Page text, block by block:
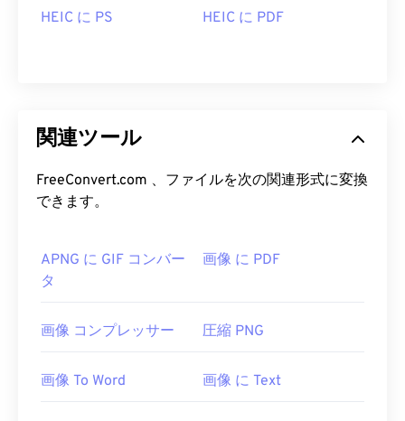
HEIC に PS HEIC に PDF
関連ツール
FreeConvert.com 、ファイルを次の関連形式に変換
できます。
APNG に GIF コンバー
タ
画像 に PDF
画像 コンプレッサー 圧縮 PNG
画像 To Word 画像 に Text